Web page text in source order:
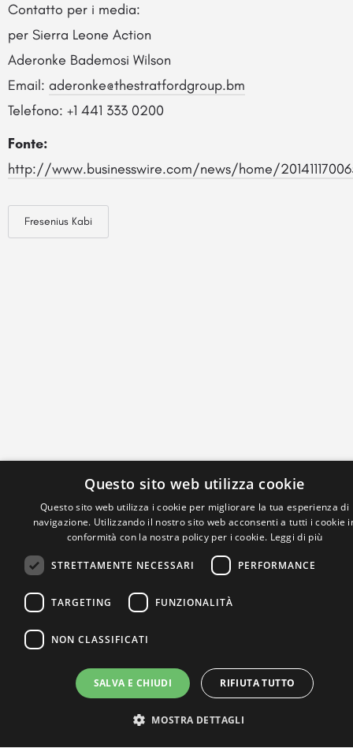
Contatto per i media:
per Sierra Leone Action
Aderonke Bademosi Wilson
Email: aderonke@thestratfordgroup.bm
Telefono: +1 441 333 0200
Fonte:
http://www.businesswire.com/news/home/
Fresenius Kabi
Questo sito web utilizza cookie
Questo sito web utilizza i cookie per migliorare la tua esperienza di
navigazione. Utilizzando il nostro sito web acconsenti a tutti i cookie
conformità con la nostra policy per i cookie. Leggi di più
STRETTAMENTE NECESSARI PERFORMANCE
TARGETING FUNZIONALITÀ
NON CLASSIFICATI
SALVA E CHIUDI RIFIUTA TUTTO
MOSTRA DETTAGLI